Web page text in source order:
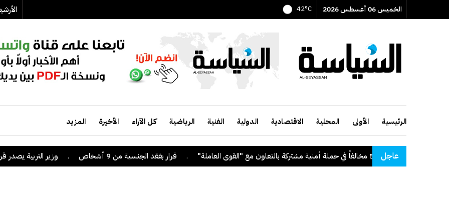
الخميس 06 أغسطس 2026 42°C
الرئيسية الأولى المحلية الاقتصادية الدولية الفنية الرياضية كل الآراء الأخيرة المزيد
عاجل . قرار بفقد الجنسية من 9 أشخاص . وزير التربية يصدر قراراً